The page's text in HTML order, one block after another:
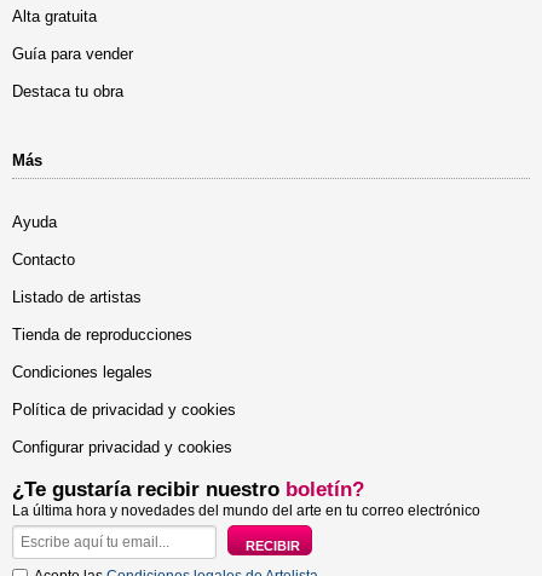
Alta gratuita
Guía para vender
Destaca tu obra
Más
Ayuda
Contacto
Listado de artistas
Tienda de reproducciones
Condiciones legales
Política de privacidad y cookies
Configurar privacidad y cookies
¿Te gustaría recibir nuestro boletín?
La última hora y novedades del mundo del arte en tu correo electrónico